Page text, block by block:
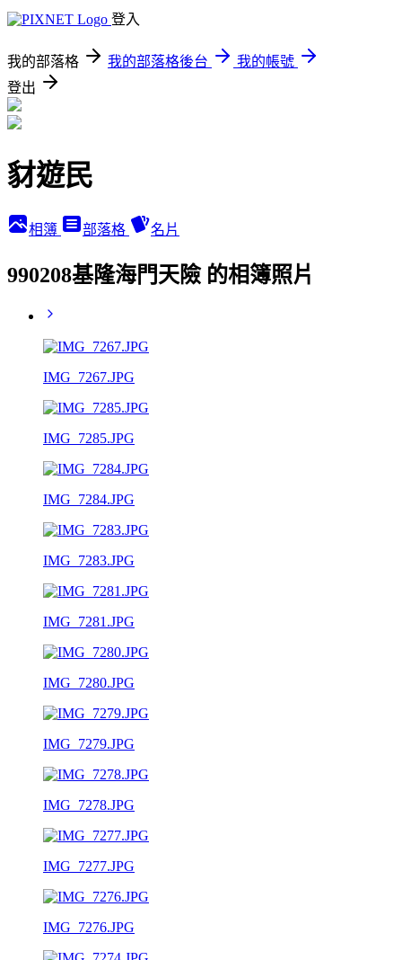
登入
我的部落格 我的部落格後台
我的帳號
登出
豺遊民
相簿 部落格 名片
990208基隆海門天險 的相簿照片
IMG_7267.JPG
IMG_7285.JPG
IMG_7284.JPG
IMG_7283.JPG
IMG_7281.JPG
IMG_7280.JPG
IMG_7279.JPG
IMG_7278.JPG
IMG_7277.JPG
IMG_7276.JPG